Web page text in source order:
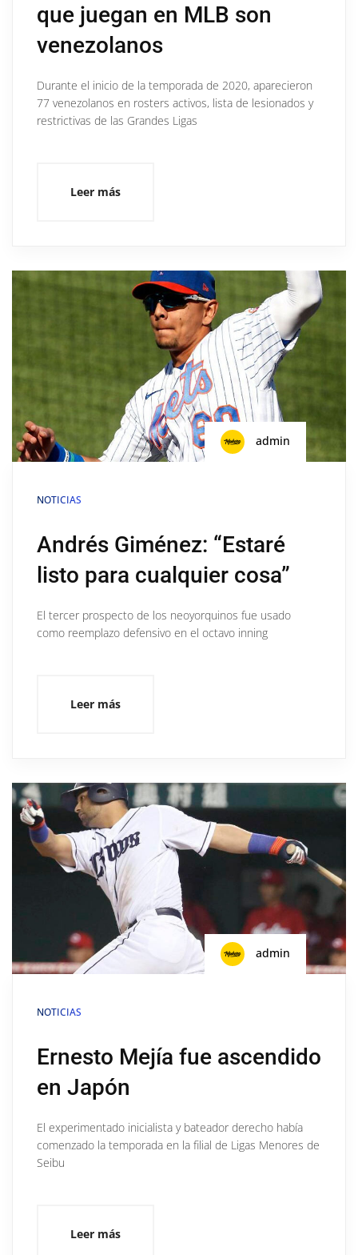
que juegan en MLB son
venezolanos
Durante el inicio de la temporada de 2020, aparecieron
77 venezolanos en rosters activos, lista de lesionados y
restrictivas de las Grandes Ligas
Leer más
admin
NOTICIAS
Andrés Giménez: “Estaré
listo para cualquier cosa”
El tercer prospecto de los neoyorquinos fue usado
como reemplazo defensivo en el octavo inning
Leer más
admin
NOTICIAS
Ernesto Mejía fue ascendido
en Japón
El experimentado inicialista y bateador derecho había
comenzado la temporada en la filial de Ligas Menores de
Seibu
Leer más